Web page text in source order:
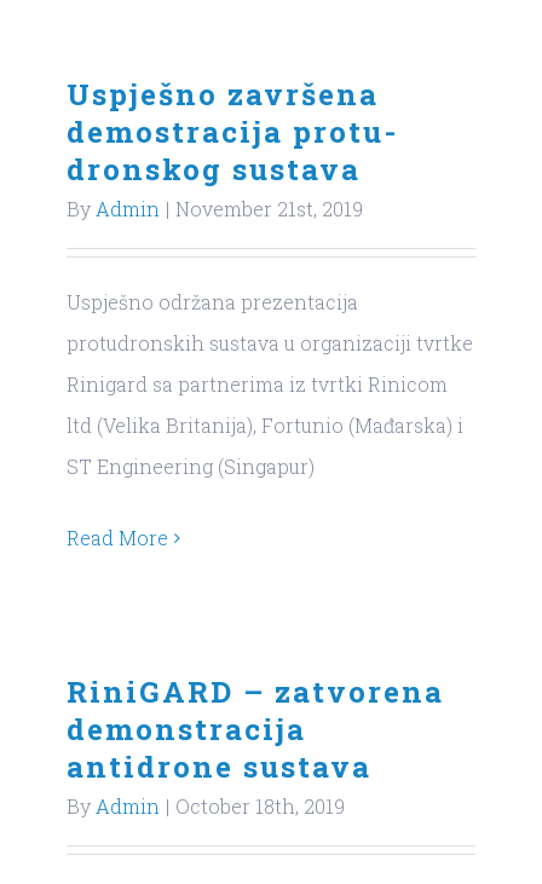
Uspješno završena
demostracija protu-
dronskog sustava
By Admin | November 21st, 2019
Uspješno održana prezentacija
protudronskih sustava u organizaciji tvrtke
Rinigard sa partnerima iz tvrtki Rinicom
ltd (Velika Britanija), Fortunio (Mađarska) i
ST Engineering (Singapur)
Read More
RiniGARD – zatvorena
demonstracija
antidrone sustava
By Admin | October 18th, 2019